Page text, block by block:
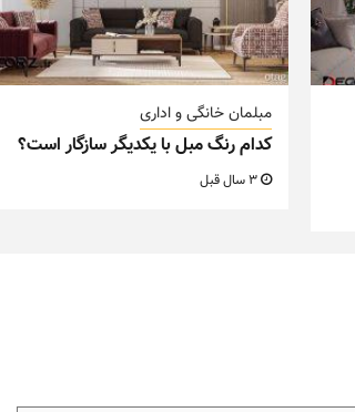
مبلمان خانگی و اداری
کدام رنگ مبل با یکدیگر سازگار است؟
3 سال قبل